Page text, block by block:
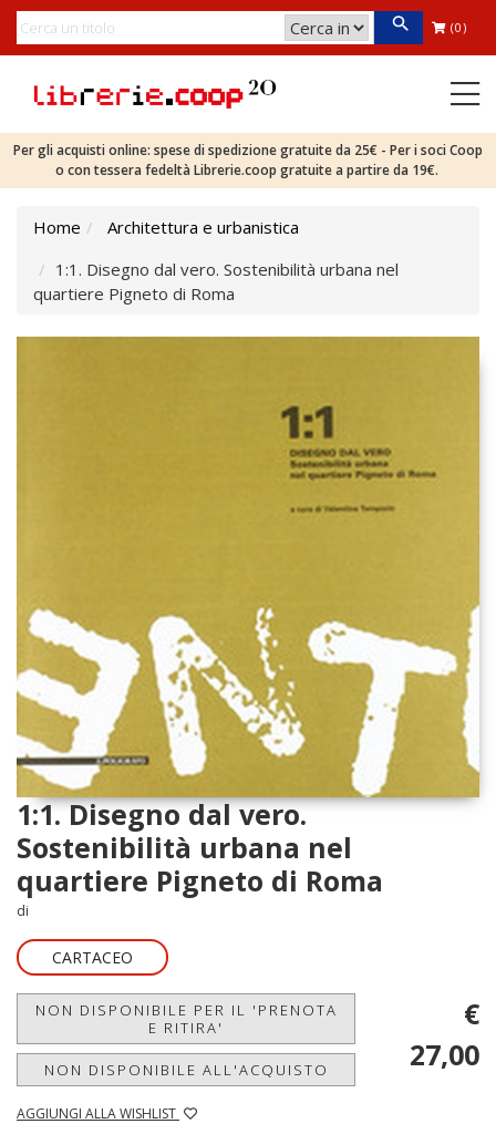
(0)
Per gli acquisti online: spese di spedizione gratuite da 25€ - Per i soci Coop
o con tessera fedeltà Librerie.coop gratuite a partire da 19€.
Home
Architettura e urbanistica
1:1. Disegno dal vero. Sostenibilità urbana nel
quartiere Pigneto di Roma
1:1. Disegno dal vero.
Sostenibilità urbana nel
quartiere Pigneto di Roma
di
CARTACEO
NON DISPONIBILE PER IL 'PRENOTA
E RITIRA'
NON DISPONIBILE ALL'ACQUISTO
AGGIUNGI ALLA WISHLIST
€
27,00